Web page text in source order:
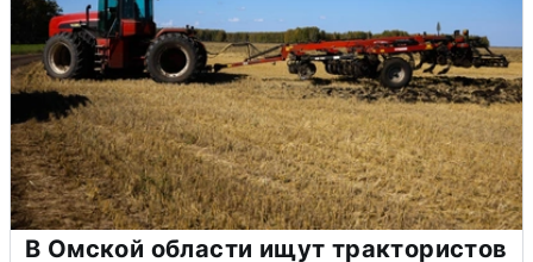
В Омской области ищут трактористов